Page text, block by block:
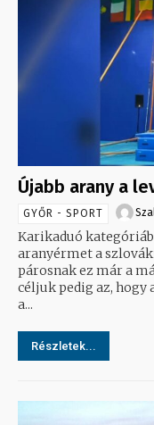
Újabb arany a
GYŐR - SPORT
Karikaduó
aranyérmet a
párosnak ez már a
céljuk pedig az, hogy
a...
Részletek...